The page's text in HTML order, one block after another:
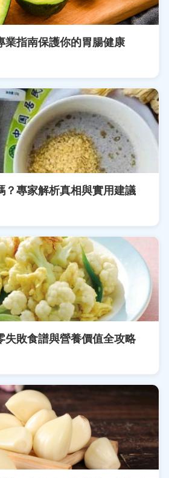
業指南保護你的胃腸健康
？專家解析真相與實用建議
失敗食譜與營養價值全攻略